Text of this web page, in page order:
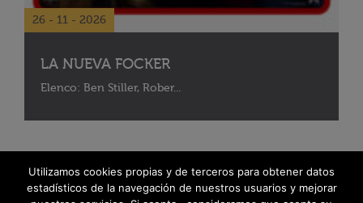
26 - 11 - 2026
LA NUEVA FOCKER
Elenco: Ben Stiller, Rober...
Utilizamos cookies propias y de terceros para obtener datos
estadísticos de la navegación de nuestros usuarios y mejorar